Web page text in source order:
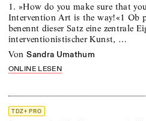
1. »How do you make sure that
Intervention Art is the way!«1 Ob
benennt dieser Satz eine zentrale
interventionistischer Kunst, …
von Sandra Umathum
ONLINE LESEN
TDZ+ PRO